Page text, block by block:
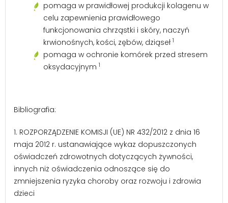
pomaga w prawidłowej produkcji kolagenu w
celu zapewnienia prawidłowego
funkcjonowania chrząstki i skóry, naczyń
krwionośnych, kości, zębów, dziąseł 1
pomaga w ochronie komórek przed stresem
oksydacyjnym 1
Bibliografia:
1. ROZPORZĄDZENIE KOMISJI (UE) NR 432/2012 z dnia 16
maja 2012 r. ustanawiające wykaz dopuszczonych
oświadczeń zdrowotnych dotyczących żywności,
innych niż oświadczenia odnoszące się do
zmniejszenia ryzyka choroby oraz rozwoju i zdrowia
dzieci